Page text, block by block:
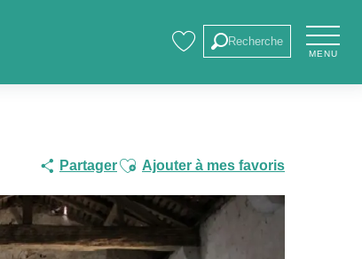
Recherche
MENU
PartagerAjouter aux favoris
Ajouter à mes favoris